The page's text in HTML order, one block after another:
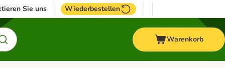
Sie uns Wiederbestellen
Warenkorb